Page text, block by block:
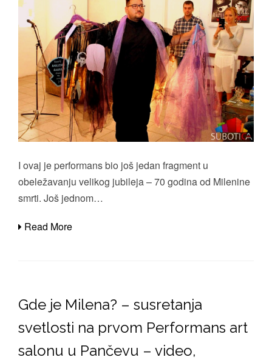
I ovaj je performans bio još jedan fragment u
obeležavanju velikog jubileja – 70 godina od Milenine
smrti. Još jednom…
Read More
Gde je Milena? – susretanja
svetlosti na prvom Performans art
salonu u Pančevu – video,